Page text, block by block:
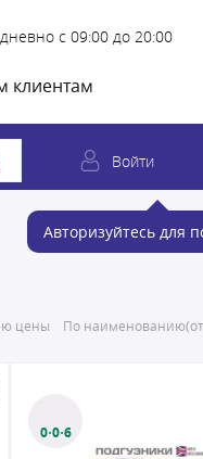
с 09:00 до 20:00
клиентам
Войти
Авторизуйтесь для
цены По
0·0·6